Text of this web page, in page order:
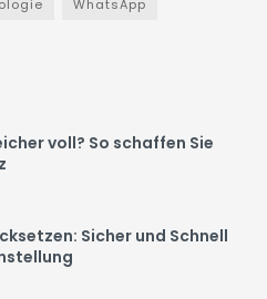
WhatsApp
voll? So schaffen Sie
Sicher und Schnell